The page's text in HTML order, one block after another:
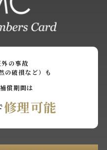
の事故
の破損など）も
償期間は
修理可能